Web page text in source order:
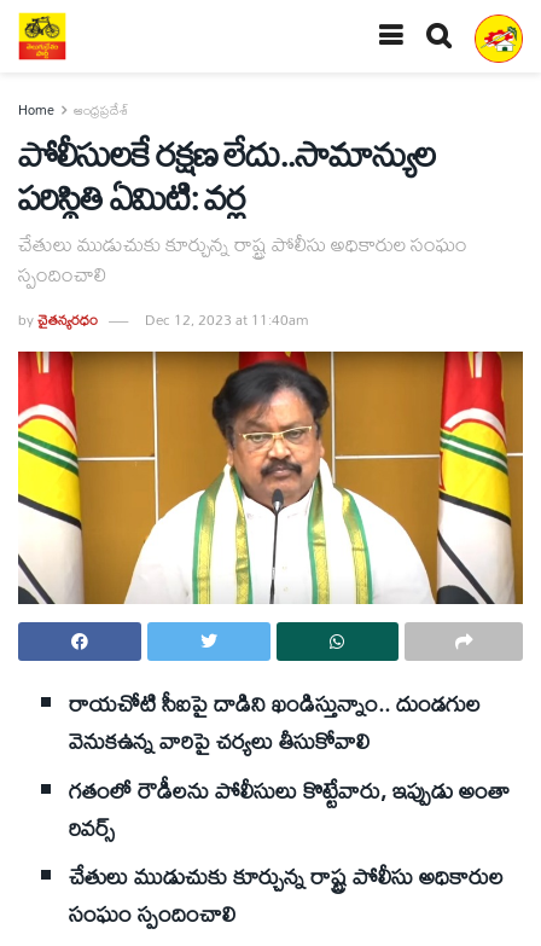
Home ఆంధ్రప్రదేశ్
పోలీసులకే రక్షణ లేదు..సామాన్యుల
పరిస్థితి ఏమిటి: వర్ల
చేతులు ముడుచుకు కూర్చున్న రాష్ట్ర పోలీసు అధికారుల సంఘం
స్పందించాలి
byచైతన్యరధం Dec 12, 2023 at 11:40am
రాయచోటి సీఐపై దాడిని ఖండిస్తున్నాం.. దుండగుల
వెనుకఉన్న వారిపై చర్యలు తీసుకోవాలి
గతంలో రౌడీలను పోలీసులు కొట్టేవారు, ఇప్పుడు అంతా
రివర్స్‌
చేతులు ముడుచుకు కూర్చున్న రాష్ట్ర పోలీసు అధికారుల
సంఘం స్పందించాలి